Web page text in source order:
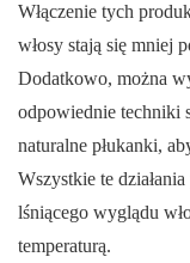
Włączenie tych
włosy stają się mniej
Dodatkowo, można
odpowiednie techniki
naturalne płukanki,
Wszystkie te
lśniącego wyglądu
temperaturą.